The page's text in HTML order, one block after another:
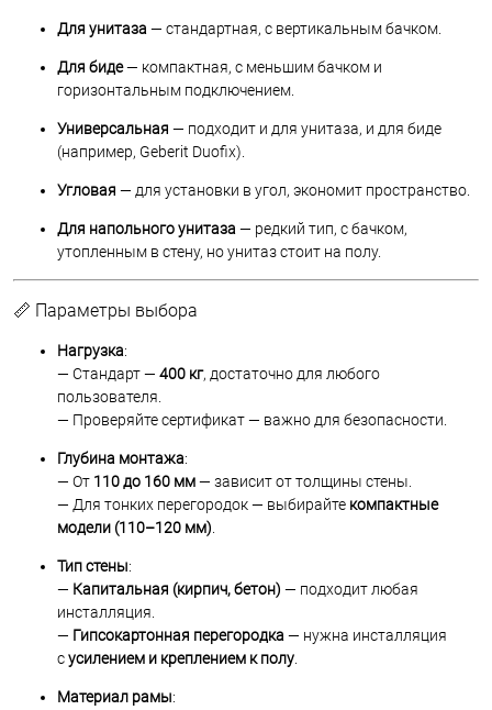
Для унитаза — стандартная, с вертикальным бачком.
Для биде— компактная, с меньшим бачком и
горизонтальным подключением.
Универсальная — подходит и для унитаза, и для биде
(например, Geberit Duofix).
Угловая — для установки в угол, экономит пространство.
Для напольного унитаза — редкий тип, с бачком,
утопленным в стену, но унитаз стоит на полу.
📏 Параметры выбора
Нагрузка:
— Стандарт — 400 кг, достаточно для любого
пользователя.
— Проверяйте сертификат — важно для безопасности.
Глубина монтажа:
— От 110 до 160 мм— зависит от толщины стены.
— Для тонких перегородок — выбирайте компактные
модели (110–120 мм)
Тип стены:
— Капитальная (кирпич, бетон) — подходит любая
инсталляция.
— Гипсокартонная перегородка — нужна инсталляция
сусилением и креплением к полу
Материал рамы: